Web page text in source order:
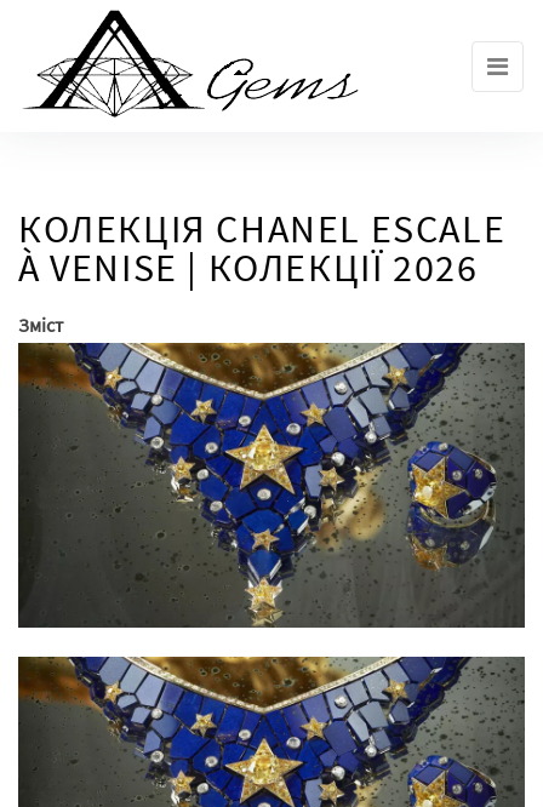
КОЛЕКЦІЯ CHANEL ESCALE
À VENISE | КОЛЕКЦІЇ 2026
Зміст